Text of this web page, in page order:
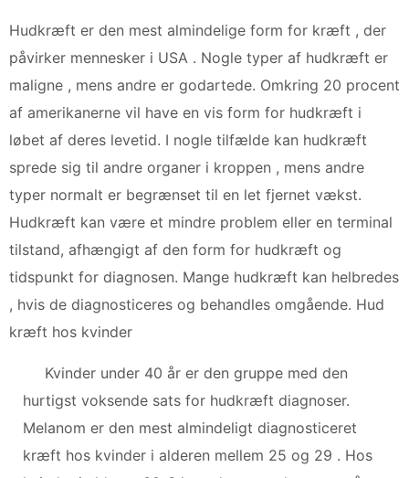
Hudkræft er den mest almindelige form for kræft , der
påvirker mennesker i USA . Nogle typer af hudkræft er
maligne , mens andre er godartede. Omkring 20 procent
af amerikanerne vil have en vis form for hudkræft i
løbet af deres levetid. I nogle tilfælde kan hudkræft
sprede sig til andre organer i kroppen , mens andre
typer normalt er begrænset til en let fjernet vækst.
Hudkræft kan være et mindre problem eller en terminal
tilstand, afhængigt af den form for hudkræft og
tidspunkt for diagnosen. Mange hudkræft kan helbredes
, hvis de diagnosticeres og behandles omgående. Hud
kræft hos kvinder
Kvinder under 40 år er den gruppe med den
hurtigst voksende sats for hudkræft diagnoser.
Melanom er den mest almindeligt diagnosticeret
kræft hos kvinder i alderen mellem 25 og 29 . Hos